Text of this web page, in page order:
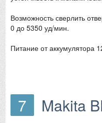
Возможность сверлить
0 до 5350 уд/мин.
Питание от аккумулятора
7 Makita